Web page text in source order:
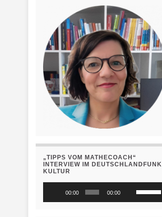
„TIPPS VOM MATHECOACH“
INTERVIEW IM DEUTSCHLANDFUNK
KULTUR
00:00 00:00